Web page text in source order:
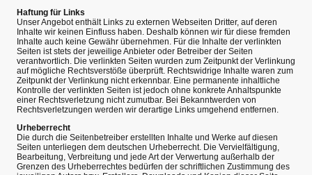
Haftung für Links
Unser Angebot enthält Links zu externen Webseiten Dritter, auf deren
Inhalte wir keinen Einfluss haben. Deshalb können wir für diese fremden
Inhalte auch keine Gewähr übernehmen. Für die Inhalte der verlinkten
Seiten ist stets der jeweilige Anbieter oder Betreiber der Seiten
verantwortlich. Die verlinkten Seiten wurden zum Zeitpunkt der Verlinkung
auf mögliche Rechtsverstöße überprüft. Rechtswidrige Inhalte waren zum
Zeitpunkt der Verlinkung nicht erkennbar. Eine permanente inhaltliche
Kontrolle der verlinkten Seiten ist jedoch ohne konkrete Anhaltspunkte
einer Rechtsverletzung nicht zumutbar. Bei Bekanntwerden von
Rechtsverletzungen werden wir derartige Links umgehend entfernen.
Urheberrecht
Die durch die Seitenbetreiber erstellten Inhalte und Werke auf diesen
Seiten unterliegen dem deutschen Urheberrecht. Die Vervielfältigung,
Bearbeitung, Verbreitung und jede Art der Verwertung außerhalb der
Grenzen des Urheberrechtes bedürfen der schriftlichen Zustimmung des